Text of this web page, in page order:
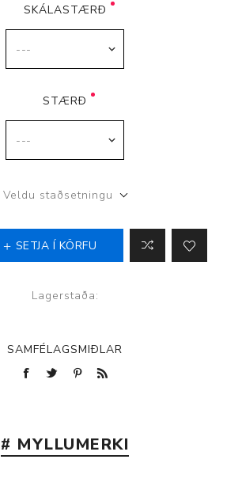
SKÁLASTÆRÐ
STÆRÐ
Veldu staðsetningu
SETJA Í KÖRFU
Lagerstaða:
SAMFÉLAGSMIÐLAR
# MYLLUMERKI